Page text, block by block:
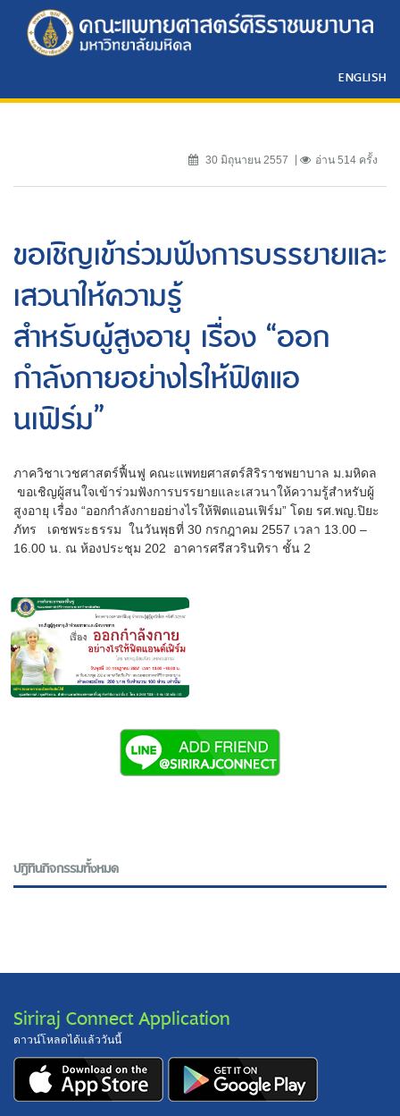
ENGLISH
30 มิถุนายน 2557 อ่าน 514 ครั้ง
ขอเชิญเข้าร่วมฟังการบรรยายและ
เสวนาให้ความรู้
สำหรับผู้สูงอายุ เรื่อง “ออก
กำลังกายอย่างไรให้ฟิตแอ
นเฟิร์ม”
ภาควิชาเวชศาสตร์ฟื้นฟู คณะแพทยศาสตร์สิริราชพยาบาล ม.มหิดล
ขอเชิญผู้สนใจเข้าร่วมฟังการบรรยายและเสวนาให้ความรู้สำหรับผู้
สูงอายุ เรื่อง “ออกกำลังกายอย่างไรให้ฟิตแอนเฟิร์ม” โดย รศ.พญ.ปิยะ
ภัทร เดชพระธรรม ในวันพุธที่ 30 กรกฎาคม 2557 เวลา 13.00 –
16.00 น. ณ ห้องประชุม 202 อาคารศรีสวรินทิรา ชั้น 2
ปฎิทินกิจกรรมทั้งหมด
Siriraj Connect Application
ดาวน์โหลดได้แล้ววันนี้